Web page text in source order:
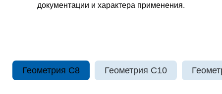
документации и характера применения.
Геометрия С8 Геометрия С10